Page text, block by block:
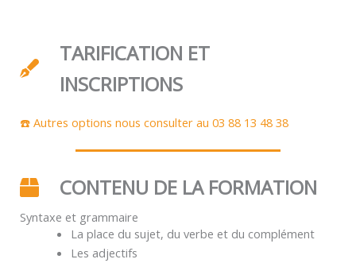
TARIFICATION ET
INSCRIPTIONS
☎️ Autres options nous consulter au 03 88 13 48 38
CONTENU DE LA FORMATION
Syntaxe et grammaire
La place du sujet, du verbe et du complément
Les adjectifs